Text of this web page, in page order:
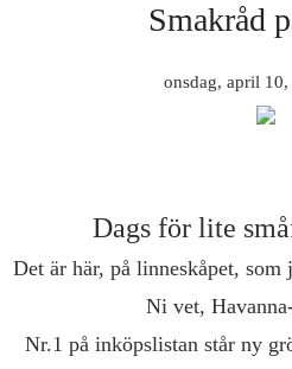
Smakråd
onsdag, april 10,
Dags för lite
Det är här, på linneskåpet,
Ni vet,
Nr.1 på inköpslistan står ny